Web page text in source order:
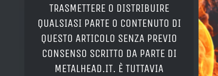
TRASMETTERE O DISTRIBUIRE
QUALSIASI PARTE O CONTENUTO DI
QUESTO ARTICOLO SENZA PREVIO
CONSENSO SCRITTO DA PARTE DI
METALHEAD.IT. È TUTTAVIA